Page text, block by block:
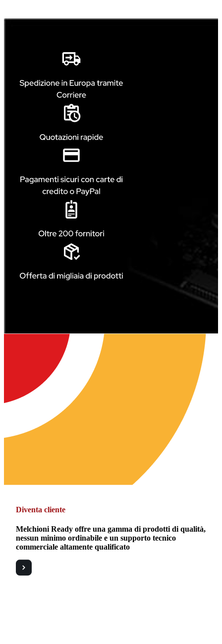
Diventa cliente
Melchioni Ready offre una gamma di prodotti di qualità,
nessun minimo ordinabile e un supporto tecnico
commerciale altamente qualificato